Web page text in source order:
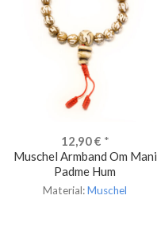
12,90€ *
Muschel Armband Om Mani
Padme Hum
Material:Muschel